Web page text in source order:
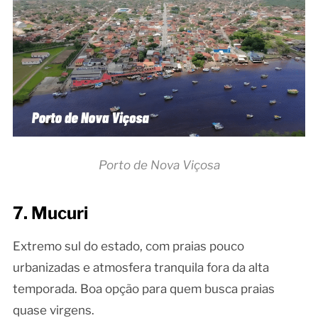
Porto de Nova Viçosa
7. Mucuri
Extremo sul do estado, com praias pouco
urbanizadas e atmosfera tranquila fora da alta
temporada. Boa opção para quem busca praias
quase virgens.